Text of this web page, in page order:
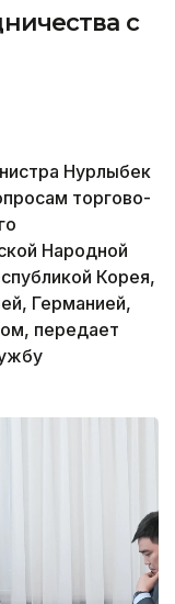
с
Нурлыбек
торгово-
Народной
Корея,
Германией,
передает